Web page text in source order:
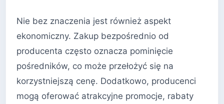
Nie bez znaczenia jest również aspekt
ekonomiczny. Zakup bezpośrednio od
producenta często oznacza pominięcie
pośredników, co może przełożyć się na
korzystniejszą cenę. Dodatkowo, producenci
mogą oferować atrakcyjne promocje, rabaty